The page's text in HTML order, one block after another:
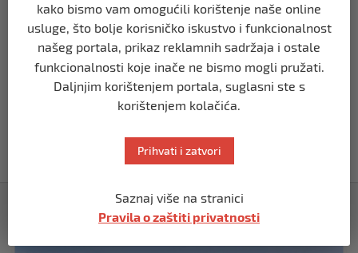
Demantij Federalnog ministarstva
unutrašnjih poslova
prije 5 mjeseci
Akcija SIPA-e: Pretresaju se stambeni i
prije 5 mjeseci
kako bismo vam omogućili korištenje naše online
usluge, što bolje korisničko iskustvo i funkcionalnost
našeg portala, prikaz reklamnih sadržaja i ostale
funkcionalnosti koje inače ne bismo mogli pružati.
Daljnjim korištenjem portala, suglasni ste s
korištenjem kolačića.
Prihvati i zatvori
Saznaj više na stranici
Pravila o zaštiti privatnosti